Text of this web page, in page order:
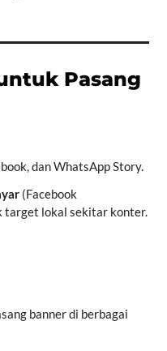
Pasang
dan WhatsApp Story.
(Facebook
target lokal sekitar konter.
banner di berbagai